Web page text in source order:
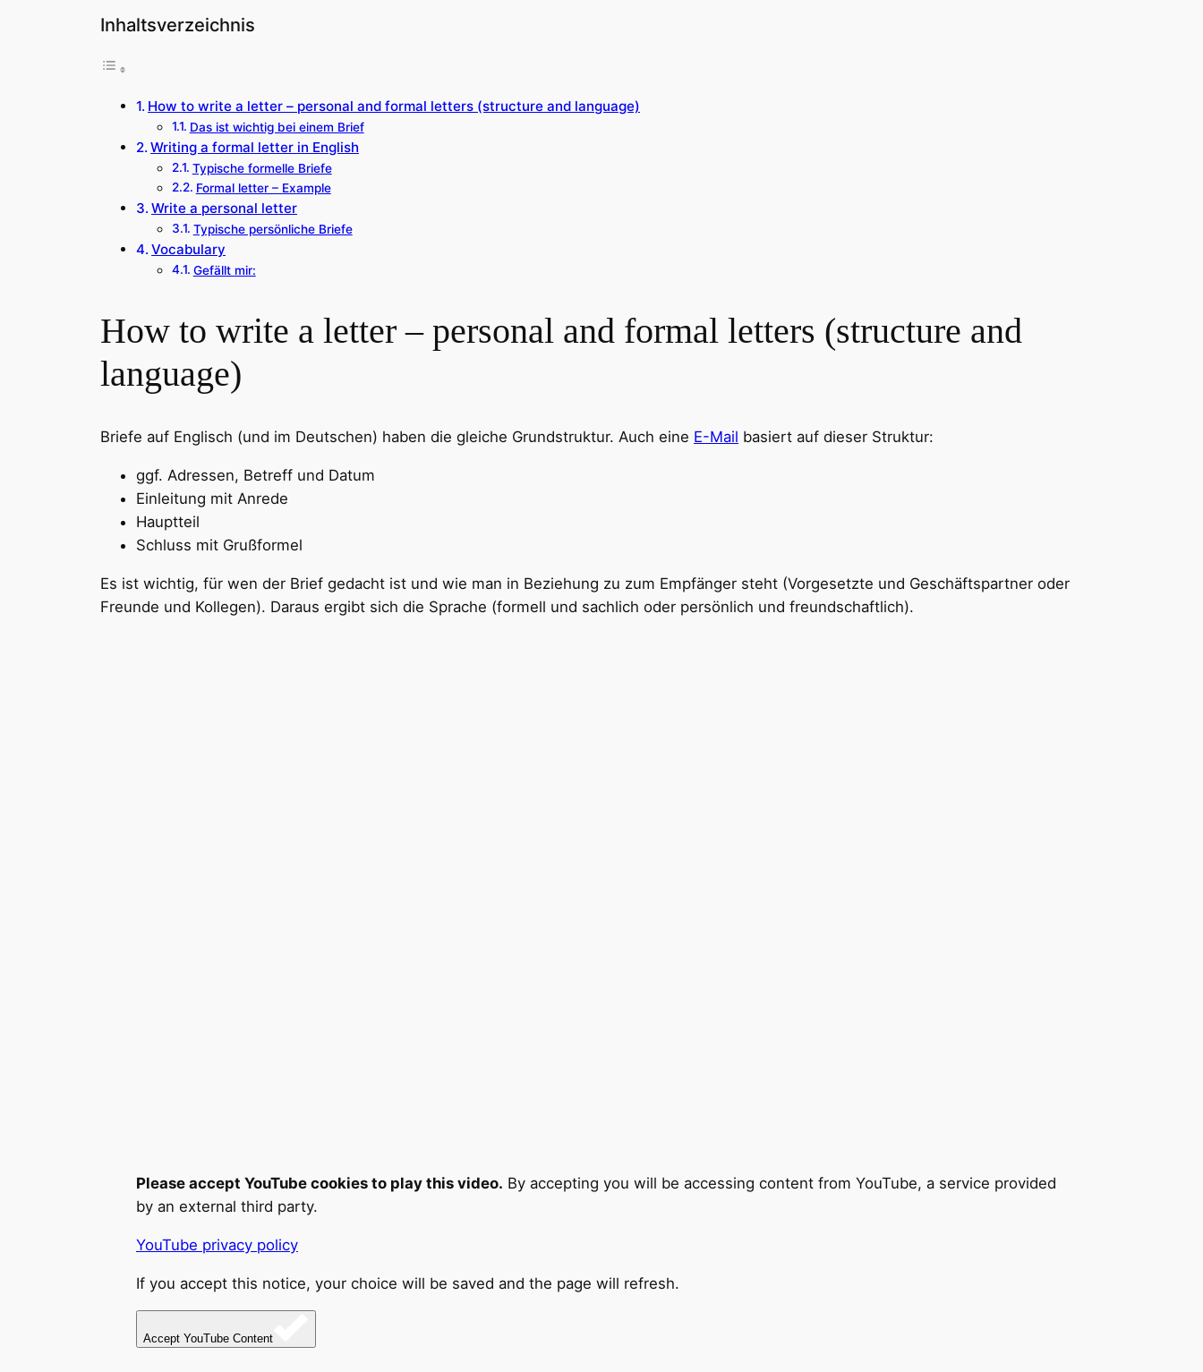
Inhaltsverzeichnis
How to write a letter – personal and formal letters (structure and language)
Das ist wichtig bei einem Brief
Writing a formal letter in English
Typische formelle Briefe
Formal letter – Example
Write a personal letter
Typische persönliche Briefe
Vocabulary
Gefällt mir:
How to write a letter – personal and formal letters (structure and
language)
Briefe auf Englisch (und im Deutschen) haben die gleiche Grundstruktur. Auch eine E-Mail basiert auf dieser Struktur:
ggf. Adressen, Betreff und Datum
Einleitung mit Anrede
Hauptteil
Schluss mit Grußformel
Es ist wichtig, für wen der Brief gedacht ist und wie man in Beziehung zu zum Empfänger steht (Vorgesetzte und Geschäftspartner oder
Freunde und Kollegen). Daraus ergibt sich die Sprache (formell und sachlich oder persönlich und freundschaftlich).
Please accept YouTube cookies to play this video. By accepting you will be accessing content from YouTube, a service provided
by an external third party.
YouTube privacy policy
If you accept this notice, your choice will be saved and the page will refresh.
Accept YouTube Content